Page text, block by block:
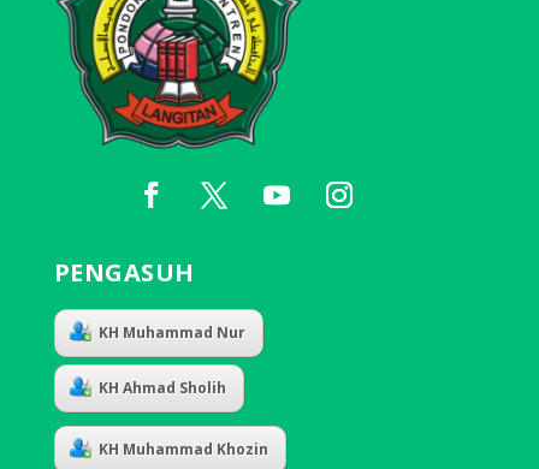
PENGASUH
KH Muhammad Nur
KH Ahmad Sholih
KH Muhammad Khozin